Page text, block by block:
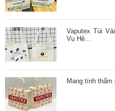
Vaputex Túi
Vụ Hệ...
Mang tính thẩm